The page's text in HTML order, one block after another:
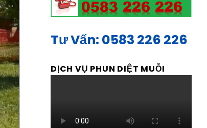
Tư Vấn: 0583 226 226
DỊCH VỤ PHUN DIỆT MUỖI